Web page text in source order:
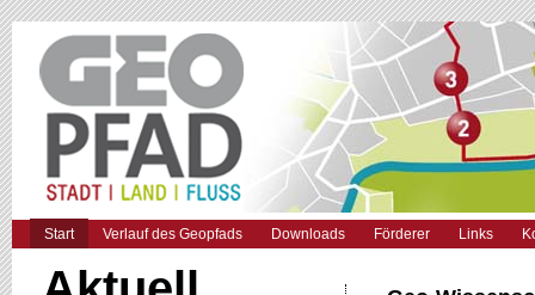
Start Verlauf des Geopfads Downloads Förderer Links